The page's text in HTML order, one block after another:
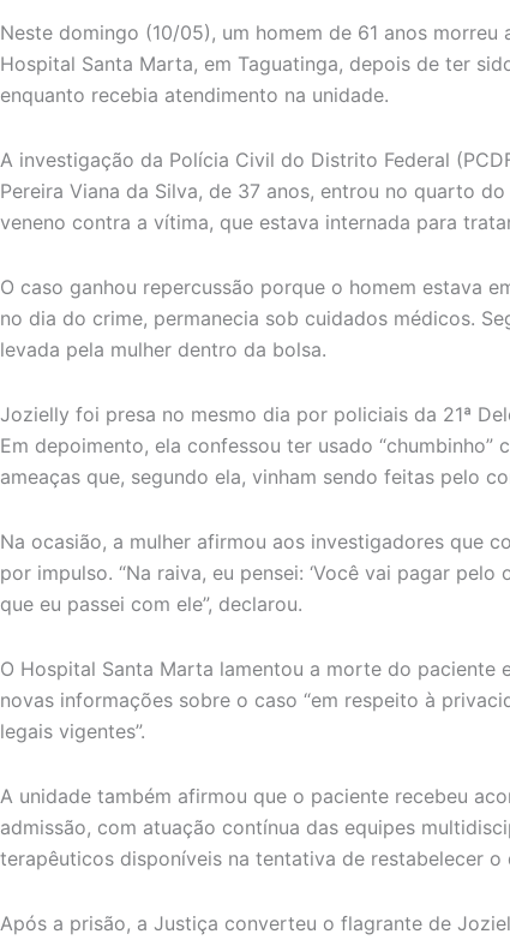
Neste domingo (10/05), um homem de 61 anos morreu
Hospital Santa Marta, em Taguatinga, depois de ter
enquanto recebia atendimento na unidade.
A investigação da Polícia Civil do Distrito Federal
Pereira Viana da Silva, de 37 anos, entrou no quarto
veneno contra a vítima, que estava internada para
O caso ganhou repercussão porque o homem estava
no dia do crime, permanecia sob cuidados médicos.
levada pela mulher dentro da bolsa.
Jozielly foi presa no mesmo dia por policiais da 21ª
Em depoimento, ela confessou ter usado
ameaças que, segundo ela, vinham sendo feitas pelo
Na ocasião, a mulher afirmou aos investigadores que
por impulso. “Na raiva, eu pensei: ‘Você vai pagar pelo
que eu passei com ele”, declarou.
O Hospital Santa Marta lamentou a morte do paciente
novas informações sobre o caso “em respeito à
legais vigentes”.
A unidade também afirmou que o paciente recebeu
admissão, com atuação contínua das equipes
terapêuticos disponíveis na tentativa de restabelecer o
Após a prisão, a Justiça converteu o flagrante de